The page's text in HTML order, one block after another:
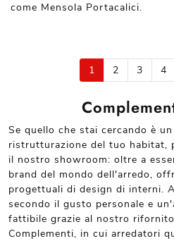
come Mensola Portacalici.
1 2 3 4
Se quello che stai cercando è
ristrutturazione del tuo habitat,
il nostro showroom: oltre a
brand del mondo dell'arredo,
progettuali di design di interni.
secondo il gusto personale e
fattibile grazie al nostro
Complementi, in cui arredatori